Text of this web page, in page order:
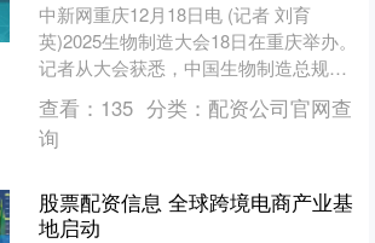
中新网重庆12月18日电 (记者 刘育
英)2025生物制造大会18日在重庆举办。
记者从大会获悉，中国生物制造总规模
达到1.1万亿元(人民币，下同)，生物发
酵产品....
查看： 135 分类： 配资公司官网查
询
股票配资信息 全球跨境电商产业基
地启动